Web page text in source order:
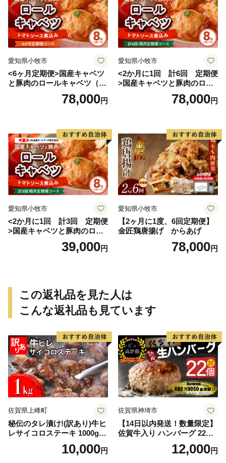
愛知県小牧市
<6ヶ月定期便>国産キャベツ
と豚肉のロールキャベツ（4P
78,000円
愛知県小牧市
<2か月に1回 計6回 定期便
>国産キャベツと豚肉のロー
ルキャベツ（4P入り）
78,000円
愛知県小牧市
<2か月に1回 計3回 定期便
>国産キャベツと豚肉のロー
ルキャベツ（4P入り）
39,000円
愛知県小牧市
【2ヶ月に1度、6回定期便】
金匠鶏唐揚げ からあげ
78,000円
この返礼品を見た人は
こんな返礼品も見ています
佐賀県上峰町
秘伝のタレ漬け!(訳あり)牛ヒ
レサイコロステーキ 1000g
10,000円
佐賀県神埼市
【14日以内発送！数量限定】
佐賀牛入り ハンバーグ 22個
2.6kg(120g×22個)【佐賀牛
黒毛和牛 ブランド牛 九州 ハ
12,000円